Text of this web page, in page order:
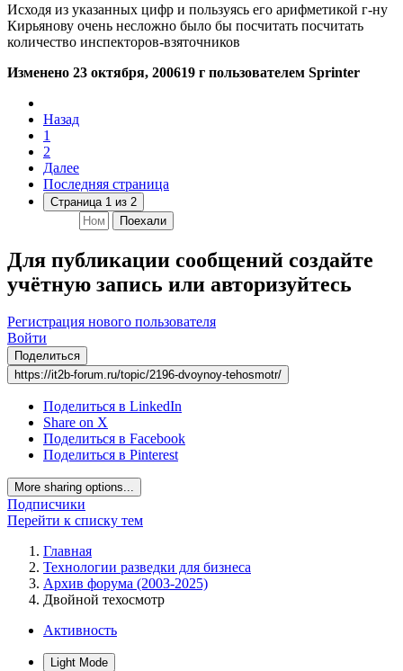
Исходя из указанных цифр и пользуясь его арифметикой г-ну
Кирьянову очень несложно было бы посчитать посчитать
количество инспекторов-взяточников
Изменено 23 октября, 200619 г пользователем Sprinter
Назад
1
2
Далее
Последняя страница
Страница 1 из 2
Поехали
Для публикации сообщений создайте
учётную запись или авторизуйтесь
Регистрация нового пользователя
Войти
Поделиться
https://it2b-forum.ru/topic/2196-dvoynoy-tehosmotr/
Поделиться в LinkedIn
Share on X
Поделиться в Facebook
Поделиться в Pinterest
More sharing options...
Подписчики
Перейти к списку тем
Главная
Технологии разведки для бизнеса
Архив форума (2003-2025)
Двойной техосмотр
Активность
Light Mode